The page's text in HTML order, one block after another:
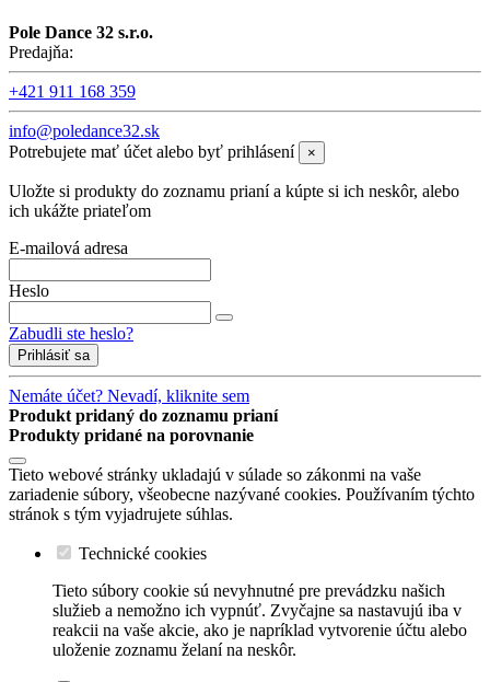
Pole Dance 32 s.r.o.
Predajňa:
+421 911 168 359
info@poledance32.sk
Potrebujete mať účet alebo byť prihlásení
×
Uložte si produkty do zoznamu prianí a kúpte si ich neskôr, alebo
ich ukážte priateľom
E-mailová adresa
Heslo
Zabudli ste heslo?
Prihlásiť sa
Nemáte účet? Nevadí, kliknite sem
Produkt pridaný do zoznamu prianí
Produkty pridané na porovnanie
Tieto webové stránky ukladajú v súlade so zákonmi na vaše
zariadenie súbory, všeobecne nazývané cookies. Používaním týchto
stránok s tým vyjadrujete súhlas.
Technické cookies
Tieto súbory cookie sú nevyhnutné pre prevádzku našich
služieb a nemožno ich vypnúť. Zvyčajne sa nastavujú iba v
reakcii na vaše akcie, ako je napríklad vytvorenie účtu alebo
uloženie zoznamu želaní na neskôr.